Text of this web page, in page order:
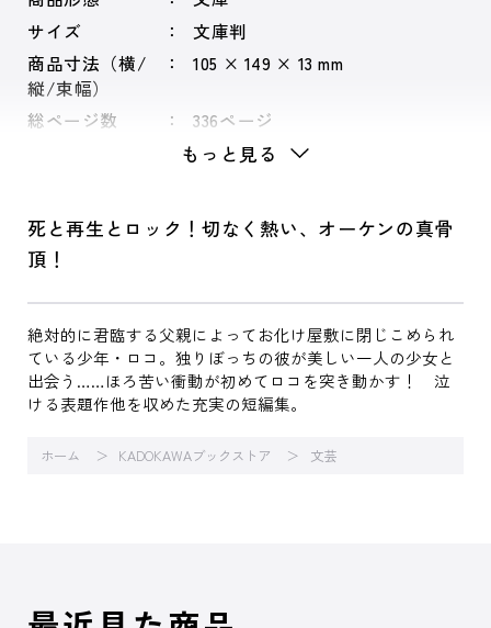
サイズ
文庫判
商品寸法（横/
縦/束幅）
105 × 149 × 13 mm
総ページ数 336ページ
もっと見る
死と再生とロック！切なく熱い、オーケンの真骨
頂！
絶対的に君臨する父親によってお化け屋敷に閉じこめられ
ている少年・ロコ。独りぼっちの彼が美しい一人の少女と
出会う……ほろ苦い衝動が初めてロコを突き動かす！ 泣
ける表題作他を収めた充実の短編集。
ホーム KADOKAWAブックストア 文芸